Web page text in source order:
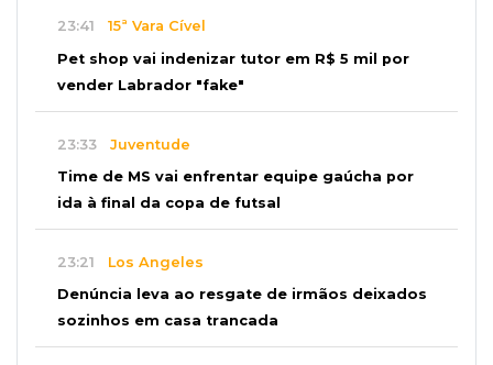
23:41 15ª Vara Cível
Pet shop vai indenizar tutor em R$ 5 mil por
vender Labrador "fake"
23:33 Juventude
Time de MS vai enfrentar equipe gaúcha por
ida à final da copa de futsal
23:21 Los Angeles
Denúncia leva ao resgate de irmãos deixados
sozinhos em casa trancada